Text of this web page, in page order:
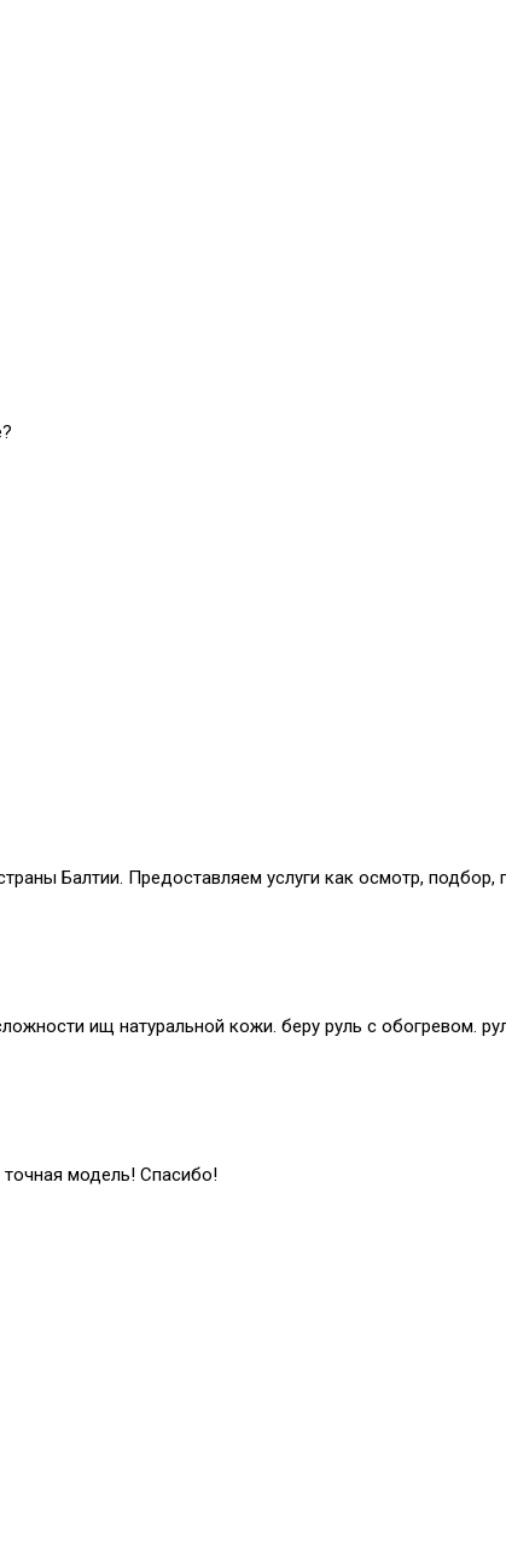
Балтии. Предоставляем услуги как осмотр, подбор,
ищ натуральной кожи. беру руль с обогревом.
модель! Спасибо!